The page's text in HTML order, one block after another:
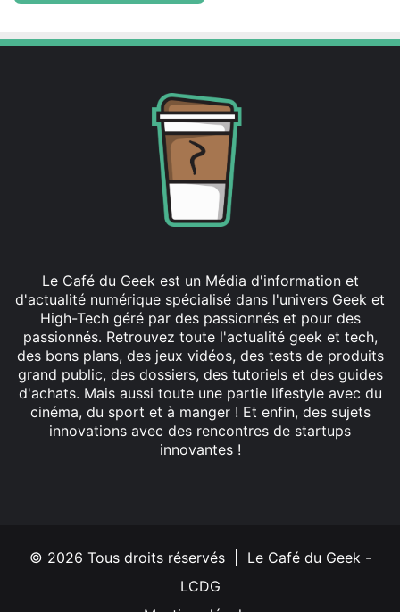
Le Café du Geek est un Média d'information et
d'actualité numérique spécialisé dans l'univers Geek et
High-Tech géré par des passionnés et pour des
passionnés. Retrouvez toute l'actualité geek et tech,
des bons plans, des jeux vidéos, des tests de produits
grand public, des dossiers, des tutoriels et des guides
d'achats. Mais aussi toute une partie lifestyle avec du
cinéma, du sport et à manger ! Et enfin, des sujets
innovations avec des rencontres de startups
innovantes !
© 2026 Tous droits réservés | Le Café du Geek -
LCDG